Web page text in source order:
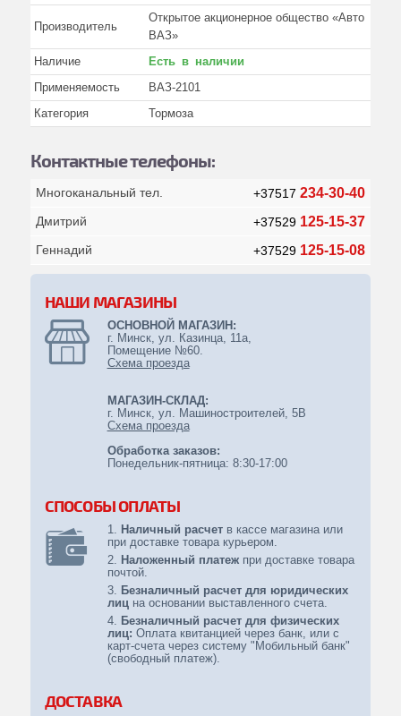
Ремкомплекты
Ремни
Фильтры
Шланги, трубки и рвд
Насосы шестеренчатые (нш)
Противопожарное оборудование
Иномарки
ЭЛЕМЕНТЫ ПИТАНИЯ
Производитель
Открытое ак­ци­онер­ное общество «Авто
ВАЗ»
Наличие
Есть в наличии
Применяемость
ВАЗ-2101
Категория
Тормоза
Контактные телефоны:
Многоканальный тел. +37517 234-30-40
Дмитрий +37529 125-15-37
Геннадий +37529 125-15-08
НАШИ МАГАЗИНЫ
ОСНОВНОЙ МАГАЗИН:
г. Минск, ул. Казинца, 11а,
Помещение №60.
Схема проезда
МАГАЗИН-СКЛАД:
г. Минск, ул. Машиностроителей, 5B
Схема проезда
Обработка заказов:
Понедельник-пятница: 8:30-17:00
СПОСОБЫ ОПЛАТЫ
Наличный расчетв кассе магазина или
при доставке товара курьером.
Наложенный платежпри доставке товара
почтой.
Безналичный расчет для юридических
лицна основании выставленного счета.
Безналичный расчет для физических
лиц: Оплата квитанцией через банк, или с
карт-счета через систему "Мобильный банк"
(свободный платеж).
ДОСТАВКА